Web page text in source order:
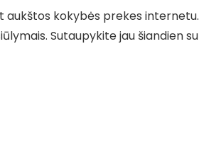
aukštos kokybės prekes internetu.
Sutaupykite jau šiandien su